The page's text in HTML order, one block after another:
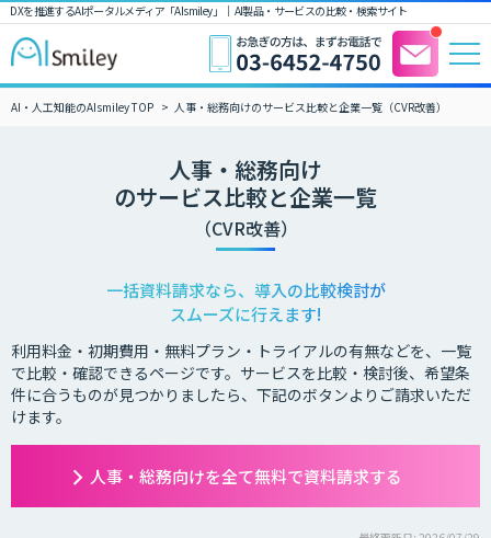
DXを推進するAIポータルメディア「AIsmiley」｜ AI製品・サービスの比較・検索サイト
AI・人工知能のAIsmiley TOP 人事・総務向けのサービス比較と企業一覧（CVR改善）
人事・総務向け
のサービス比較と企業一覧
（CVR改善）
一括資料請求なら、導入の比較検討が
スムーズに行えます!
利用料金・初期費用・無料プラン・トライアルの有無などを、一覧
で比較・確認できるページです。サービスを比較・検討後、希望条
件に合うものが見つかりましたら、下記のボタンよりご請求いただ
けます。
人事・総務向けを全て無料で資料請求する